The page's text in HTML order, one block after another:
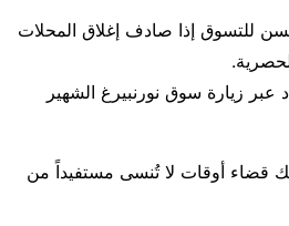
للتسوق إذا صادف إغلاق المحلات
عبر زيارة سوق نورنبيرغ الشهير
قضاء أوقات لا تُنسى مستفيداً من